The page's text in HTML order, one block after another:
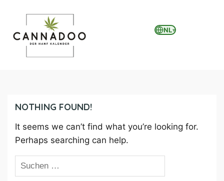
NL▾
NOTHING FOUND!
It seems we can’t find what you’re looking for.
Perhaps searching can help.